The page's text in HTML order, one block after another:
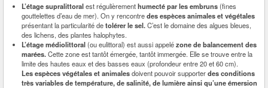
L’étage supralittoralest régulièrementhumecté par les embruns(fines
gouttelettes d’eau de mer). On y rencontredes espèces animales et végétales
présentant la particularité detolérer le sel.C’est le domaine des algues bleues,
des lichens, des plantes halophytes.
L’étage médiolittoral(ou eulittoral) est aussi appelézone de balancement des
marées.Cette zone est tantôt émergée, tantôt immergée. Elle se trouve entre la
limite des hautes eaux et des basses eaux (profondeur entre 20 et 60 cm).
Les espèces végétales et animalesdoivent pouvoir supporterdes conditions
très variables de température, de salinité, de lumière ainsi qu’une émersion